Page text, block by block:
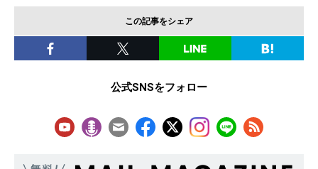
この記事をシェア
公式SNSをフォロー